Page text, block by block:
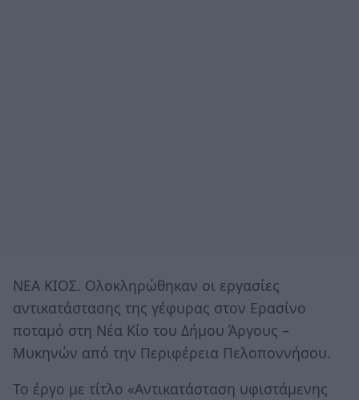
ΝΕΑ ΚΙΟΣ. Ολοκληρώθηκαν οι εργασίες
αντικατάστασης της γέφυρας στον Ερασίνο
ποταμό στη Νέα Κίο του Δήμου Άργους –
Μυκηνών από την Περιφέρεια Πελοποννήσου.
Το έργο με τίτλο «Αντικατάσταση υφιστάμενης